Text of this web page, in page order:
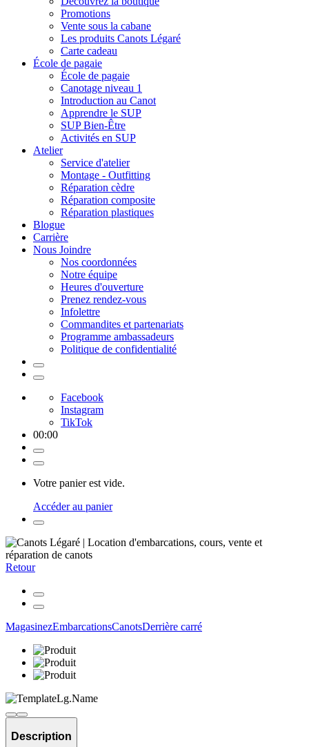
Promotions
Vente sous la cabane
Les produits Canots Légaré
Carte cadeau
École de pagaie
École de pagaie
Canotage niveau 1
Introduction au Canot
Apprendre le SUP
SUP Bien-Être
Activités en SUP
Atelier
Service d'atelier
Montage - Outfitting
Réparation cèdre
Réparation composite
Réparation plastiques
Blogue
Carrière
Nous Joindre
Nos coordonnées
Notre équipe
Heures d'ouverture
Prenez rendez-vous
Infolettre
Commandites et partenariats
Programme ambassadeurs
Politique de confidentialité
Facebook
Instagram
TikTok
00:00
Votre panier est vide.
Accéder au panier
Retour
MagasinezEmbarcationsCanotsDerrière carré
Description